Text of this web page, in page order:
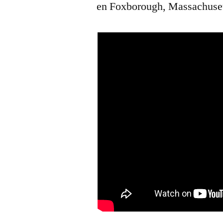
en Foxborough,